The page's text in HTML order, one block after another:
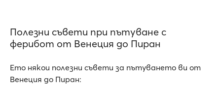
Полезни съвети при пътуване с
ферибот от Венеция до Пиран
Ето някои полезни съвети за пътуването ви от
Венеция до Пиран: